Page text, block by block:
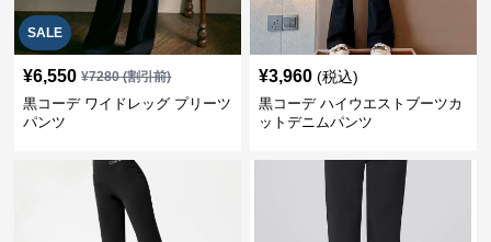
SALE
¥6,550 ¥7280(割引前)
黒コーデ ワイドレッグ プリーツ
パンツ
¥3,960 (税込)
黒コーデ ハイウエストブーツカ
ットデニムパンツ